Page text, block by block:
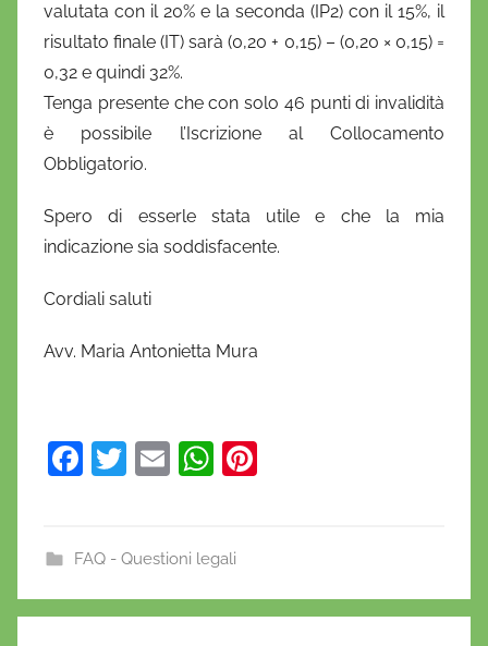
valutata con il 20% e la seconda (IP2) con il 15%, il
risultato finale (IT) sarà (0,20 + 0,15) – (0,20 × 0,15) =
0,32 e quindi 32%.
Tenga presente che con solo 46 punti di invalidità
è possibile l’Iscrizione al Collocamento
Obbligatorio.
Spero di esserle stata utile e che la mia
indicazione sia soddisfacente.
Cordiali saluti
Avv. Maria Antonietta Mura
F
e
b
T
er
E
l
W
s
A st
FAQ - Questioni legali